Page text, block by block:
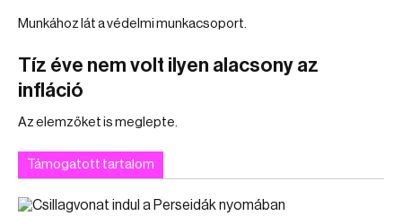
Munkához lát a védelmi munkacsoport.
Tíz éve nem volt ilyen alacsony az
infláció
Az elemzőket is meglepte.
Támogatott tartalom